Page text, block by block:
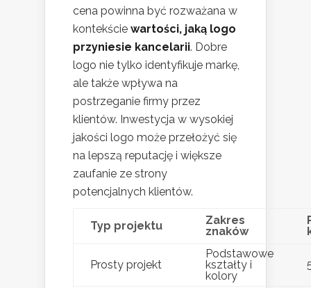
cena powinna być rozważana w
kontekście wartości, jaką logo
przyniesie kancelarii. Dobre
logo nie tylko identyfikuje markę,
ale także wpływa na
postrzeganie firmy przez
klientów. Inwestycja w wysokiej
jakości logo może przełożyć się
na lepszą reputację i większe
zaufanie ze strony
potencjalnych klientów.
Typ projektu
Zakres
znaków
Prosty projekt
Podstawowe
kształty i
kolory